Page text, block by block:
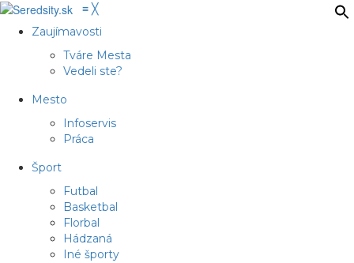
≡ ╳
Zaujímavosti
Tváre Mesta
Vedeli ste?
Mesto
Infoservis
Práca
Šport
Futbal
Basketbal
Florbal
Hádzaná
Iné športy